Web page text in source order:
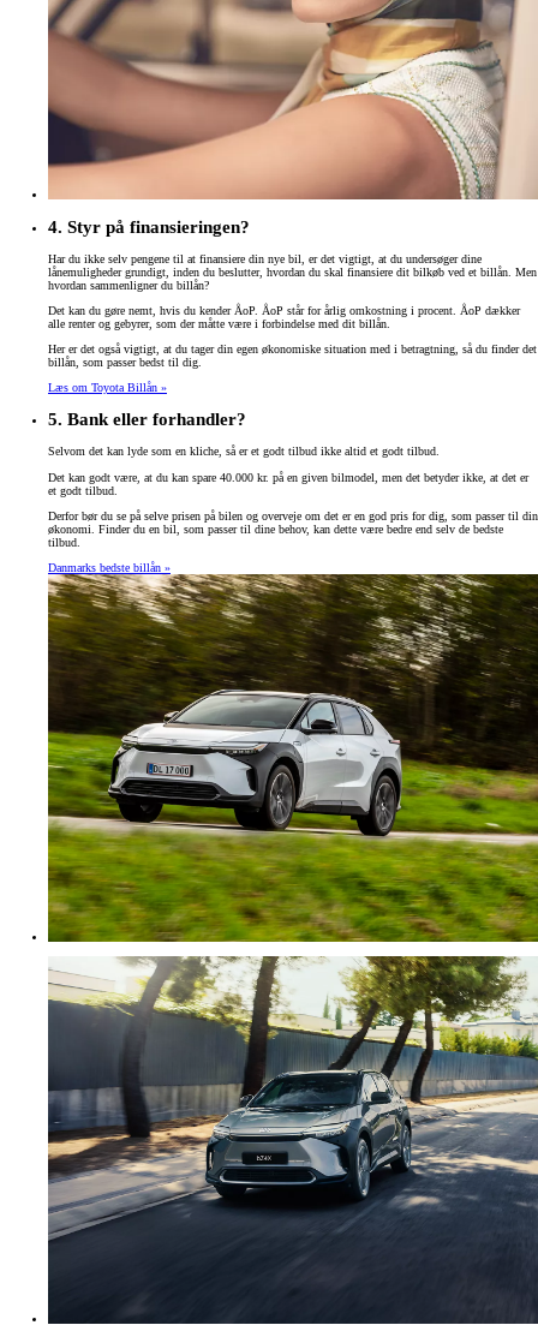
4. Styr på finansieringen?
Har du ikke selv pengene til at finansiere din nye bil, er det vigtigt, at du undersøger dine
lånemuligheder grundigt, inden du beslutter, hvordan du skal finansiere dit bilkøb ved et billån. Men
hvordan sammenligner du billån?
Det kan du gøre nemt, hvis du kender ÅoP. ÅoP står for årlig omkostning i procent. ÅoP dækker
alle renter og gebyrer, som der måtte være i forbindelse med dit billån.
Her er det også vigtigt, at du tager din egen økonomiske situation med i betragtning, så du finder det
billån, som passer bedst til dig.
Læs om Toyota Billån »
5. Bank eller forhandler?
Selvom det kan lyde som en kliche, så er et godt tilbud ikke altid et godt tilbud.
Det kan godt være, at du kan spare 40.000 kr. på en given bilmodel, men det betyder ikke, at det er
et godt tilbud.
Derfor bør du se på selve prisen på bilen og overveje om det er en god pris for dig, som passer til din
økonomi. Finder du en bil, som passer til dine behov, kan dette være bedre end selv de bedste
tilbud.
Danmarks bedste billån »